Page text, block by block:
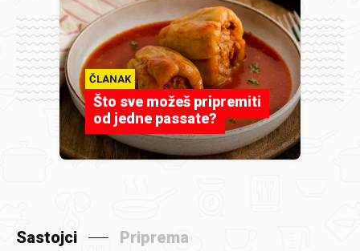
ČLANAK
Što sve možeš pripremiti
od jedne passate?
Sastojci Priprema